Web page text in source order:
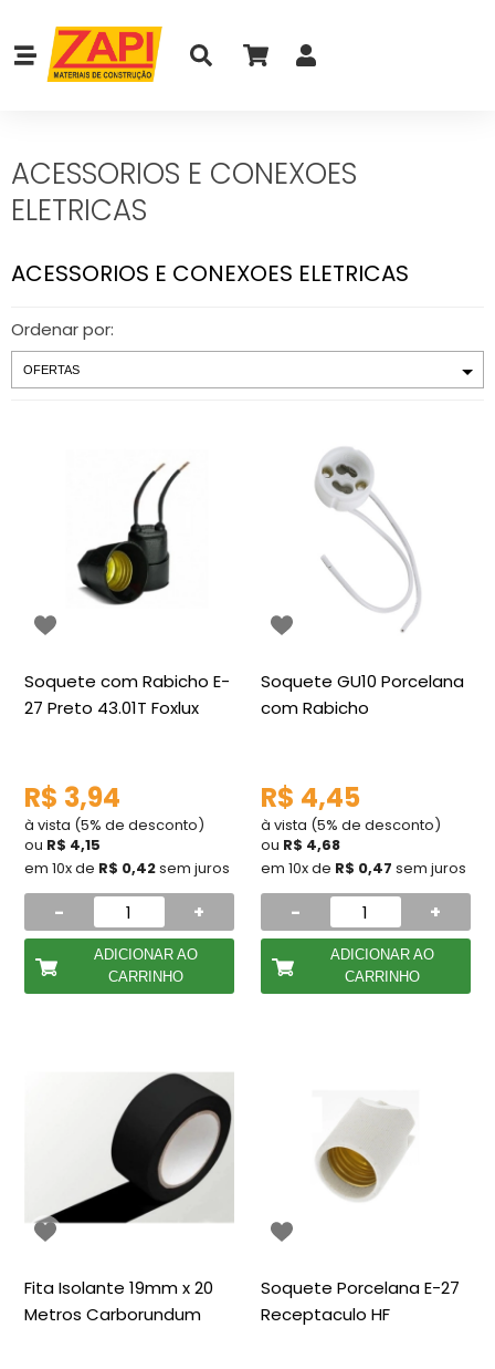
ACESSORIOS E CONEXOES
ELETRICAS
ACESSORIOS E CONEXOES ELETRICAS
Ordenar por:
Soquete com Rabicho E-
27 Preto 43.01T Foxlux
R$ 3,94
à vista (5% de desconto)
ou R$ 4,15
em 10x de R$ 0,42sem juros
- +
ADICIONAR AO
CARRINHO
Soquete GU10 Porcelana
com Rabicho
R$ 4,45
à vista (5% de desconto)
ou R$ 4,68
em 10x de R$ 0,47 sem juros
- +
ADICIONAR AO
CARRINHO
Fita Isolante 19mm x 20
Metros Carborundum
Soquete Porcelana E-27
Receptaculo HF